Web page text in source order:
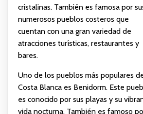
cristalinas. También es famosa por
numerosos pueblos costeros que
cuentan con una gran variedad de
atracciones turísticas, restaurantes y
bares.
Uno de los pueblos más populares
Costa Blanca es Benidorm. Este
es conocido por sus playas y su
vida nocturna. También es famoso